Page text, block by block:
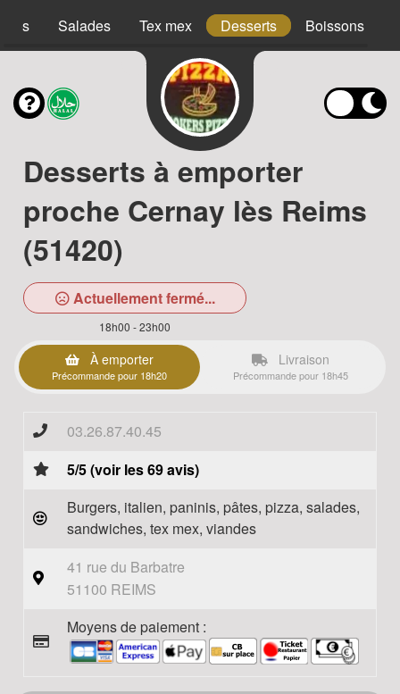
Salades Tex mex Desserts Boissons
Desserts à emporter
proche Cernay lès Reims
(51420)
Actuellement fermé...
18h00 - 23h00
À emporter
Précommande pour 18h20
Livraison
Précommande pour 18h45
03.26.87.40.45
5/5 (voir les 69 avis)
Burgers, italien, paninis, pâtes, pizza, salades,
sandwiches, tex mex, viandes
41 rue du Barbatre
51100 REIMS
Moyens de paiement :